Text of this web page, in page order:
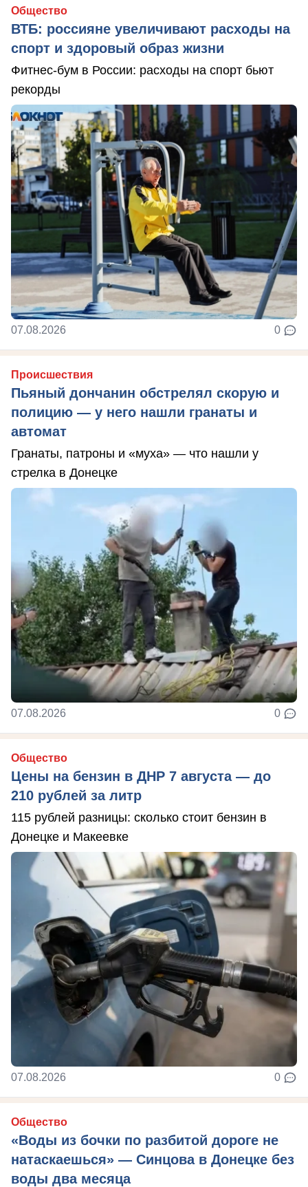
Общество
ВТБ: россияне увеличивают расходы на
спорт и здоровый образ жизни
Фитнес-бум в России: расходы на спорт бьют
рекорды
07.08.2026 0
Происшествия
Пьяный дончанин обстрелял скорую и
полицию — у него нашли гранаты и
автомат
Гранаты, патроны и «муха» — что нашли у
стрелка в Донецке
07.08.2026 0
Общество
Цены на бензин в ДНР 7 августа — до
210 рублей за литр
115 рублей разницы: сколько стоит бензин в
Донецке и Макеевке
07.08.2026 0
Общество
«Воды из бочки по разбитой дороге не
натаскаешься» — Синцова в Донецке без
воды два месяца